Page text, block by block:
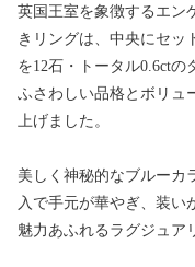
英国王室を象徴するエン
きリングは、中央にセッ
を12石・トータル0.6ct
ふさわしい品格とボリュ
上げました。
美しく神秘的なブルーカ
入で手元が華やぎ、装い
魅力あふれるラグジュア